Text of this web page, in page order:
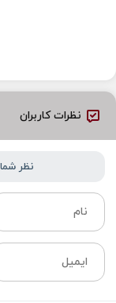
نظرات کاربران
نظر